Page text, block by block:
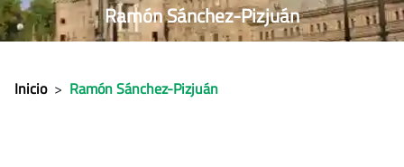
Ramón Sánchez-Pizjuán
Inicio > Ramón Sánchez-Pizjuán